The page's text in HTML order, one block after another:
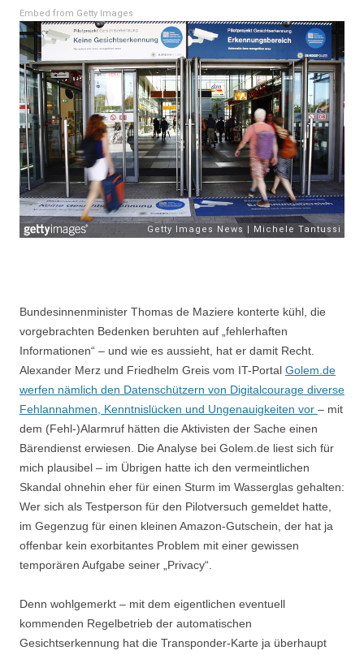
Embed from Getty Images
Bundesinnenminister Thomas de Maziere konterte kühl, die
vorgebrachten Bedenken beruhten auf „fehlerhaften
Informationen“ – und wie es aussieht, hat er damit Recht.
Alexander Merz und Friedhelm Greis vom IT-Portal Golem.de
werfen nämlich den Datenschützern von Digitalcourage diverse
Fehlannahmen, Kenntnislücken und Ungenauigkeiten vor – mit
dem (Fehl-)Alarmruf hätten die Aktivisten der Sache einen
Bärendienst erwiesen. Die Analyse bei Golem.de liest sich für
mich plausibel – im Übrigen hatte ich den vermeintlichen
Skandal ohnehin eher für einen Sturm im Wasserglas gehalten:
Wer sich als Testperson für den Pilotversuch gemeldet hatte,
im Gegenzug für einen kleinen Amazon-Gutschein, der hat ja
offenbar kein exorbitantes Problem mit einer gewissen
temporären Aufgabe seiner „Privacy“.
Denn wohlgemerkt – mit dem eigentlichen eventuell
kommenden Regelbetrieb der automatischen
Gesichtserkennung hat die Transponder-Karte ja überhaupt